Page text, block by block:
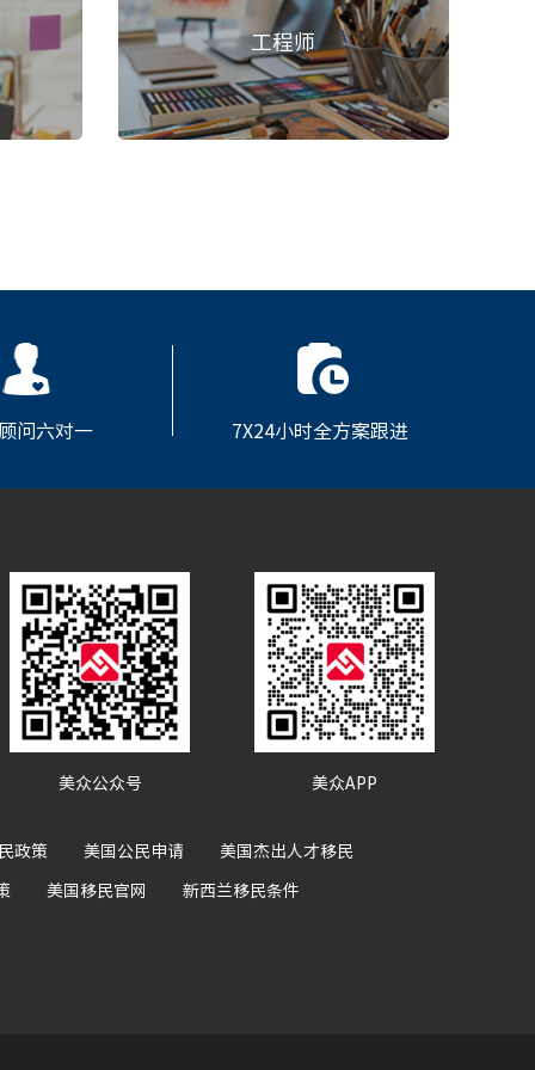
工程师
问六对一 7X24小时全方案跟进
美众公众号 美众APP
政策 美国公民申请 美国杰出人才移民
美国移民官网 新西兰移民条件